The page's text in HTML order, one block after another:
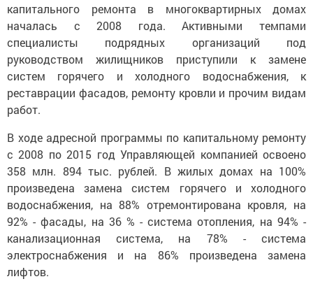
капитального ремонта в многоквартирных домах
началась с 2008 года. Активными темпами
специалисты подрядных организаций под
руководством жилищников приступили к замене
систем горячего и холодного водоснабжения, к
реставрации фасадов, ремонту кровли и прочим видам
работ.
В ходе адресной программы по капитальному ремонту
с 2008 по 2015 год Управляющей компанией освоено
358 млн. 894 тыс. рублей. В жилых домах на 100%
произведена замена систем горячего и холодного
водоснабжения, на 88% отремонтирована кровля, на
92% - фасады, на 36 % - система отопления, на 94% -
канализационная система, на 78% - система
электроснабжения и на 86% произведена замена
лифтов.